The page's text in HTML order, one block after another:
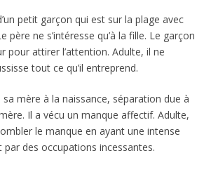
petit garçon qui est sur la plage avec
ne s’intéresse qu’à la fille. Le garçon
pour attirer l’attention. Adulte, il ne
tout ce qu’il entreprend.
sa mère à la naissance, séparation due à
Il a vécu un manque affectif. Adulte,
le manque en ayant une intense
des occupations incessantes.